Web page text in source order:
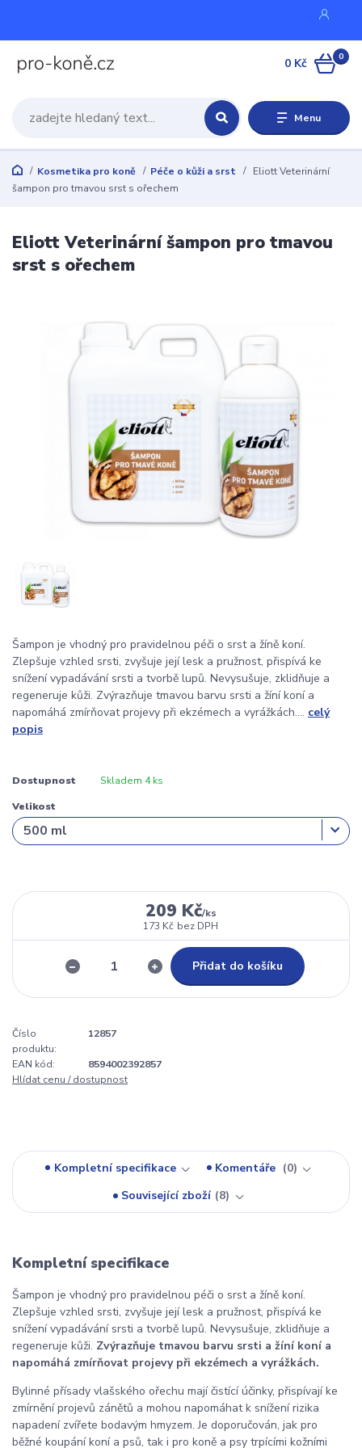
Menu
0
0 Kč
Kosmetika pro koně Péče o kůži a srst
Eliott Veterinární
šampon pro tmavou srst s ořechem
Eliott Veterinární šampon pro tmavou
srst s ořechem
Šampon je vhodný pro pravidelnou péči o srst a žíně koní.
Zlepšuje vzhled srsti, zvyšuje její lesk a pružnost, přispívá ke
snížení vypadávání srsti a tvorbě lupů. Nevysušuje, zklidňuje a
regeneruje kůži. Zvýrazňuje tmavou barvu srsti a žíní koní a
napomáhá zmírňovat projevy při ekzémech a vyrážkách.... celý
popis
Dostupnost Skladem 4 ks
Velikost
209 Kč/ks
173 Kč bez DPH
Přidat do košíku
Číslo
produktu:
12857
EAN kód:
8594002392857
Hlídat cenu / dostupnost
Kompletní specifikace Komentáře
0
Související zboží 8
Kompletní specifikace
Šampon je vhodný pro pravidelnou péči o srst a žíně koní.
Zlepšuje vzhled srsti, zvyšuje její lesk a pružnost, přispívá ke
snížení vypadávání srsti a tvorbě lupů. Nevysušuje, zklidňuje a
regeneruje kůži. Zvýrazňuje tmavou barvu srsti a žíní koní a
napomáhá zmírňovat projevy při ekzémech a vyrážkách.
Bylinné přísady vlašského ořechu mají čistící účinky, přispívají ke
zmírnění projevů zánětů a mohou napomáhat k snížení rizika
napadení zvířete bodavým hmyzem. Je doporučován, jak pro
běžné koupání koní a psů, tak i pro koně a psy trpícími kožními